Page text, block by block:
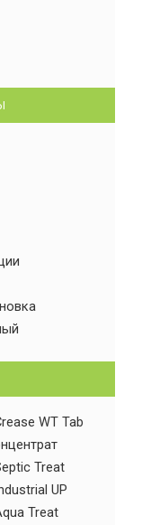
WT Tab
Treat
UP
Treat